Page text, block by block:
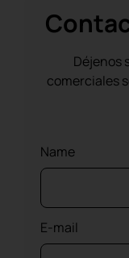
Déjenos
comerciales
Name
E-mail